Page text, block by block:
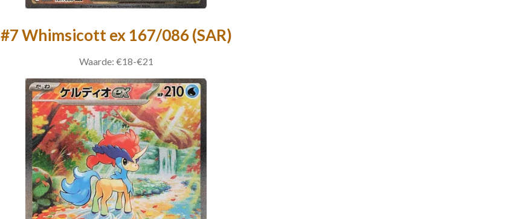
#7 Whimsicott ex 167/086 (SAR)
Waarde: €18-€21